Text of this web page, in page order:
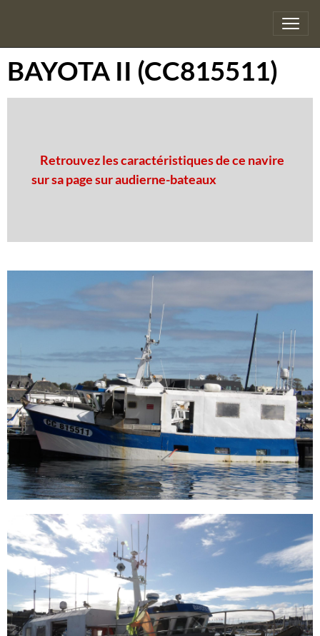
BAYOTA II (CC815511)
Retrouvez les caractéristiques de ce navire
sur sa page sur audierne-bateaux